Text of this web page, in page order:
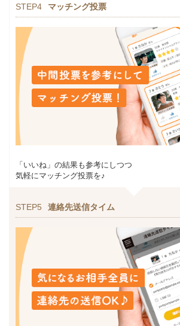
STEP4 マッチング投票
「いいね」の結果も参考にしつつ
気軽にマッチング投票を♪
STEP5 連絡先送信タイム